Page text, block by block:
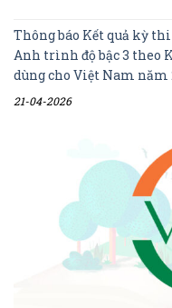
Thông báo Kết quả kỳ
Anh trình độ bậc 3 theo
dùng cho Việt Nam năm
21-04-2026